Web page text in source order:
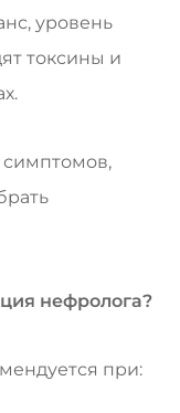
уровень
токсины и
нефролога?
при: